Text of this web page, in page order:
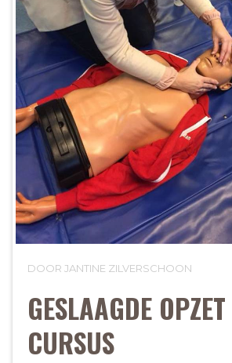
DOOR JANTINE ZILVERSCHOON
GESLAAGDE
CURSUS